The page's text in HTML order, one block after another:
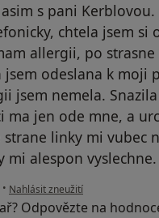
s pani
chtela jsem si
allergii, po
odeslana k moji
jsem nemela.
ma jen ode mne, a
linky mi vubec
mi alespon vyslechne.
• podle názoru uživatele linaviz
Nahlásit zneužití
Odpovězte na